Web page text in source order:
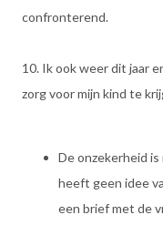
confronterend.
10. Ik ook weer dit jaar
zorg voor mijn kind te
De onzekerheid
heeft geen idee
een brief met de